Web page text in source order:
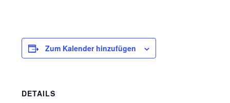
Zum Kalender hinzufügen
DETAILS